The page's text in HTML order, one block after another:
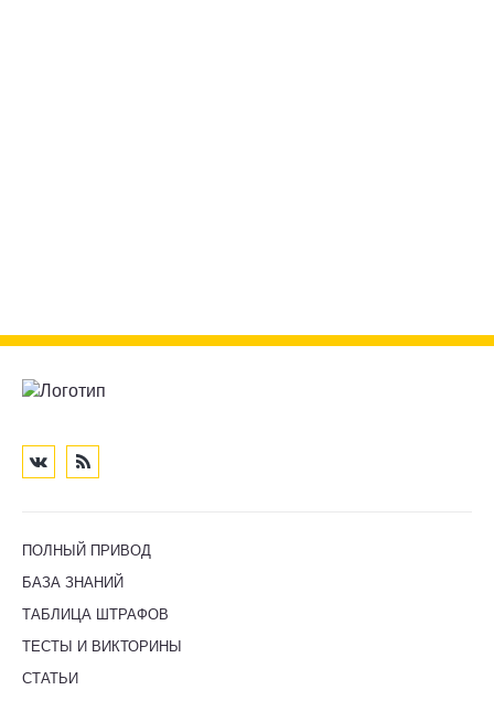
ПОЛНЫЙ ПРИВОД
БАЗА ЗНАНИЙ
ТАБЛИЦА ШТРАФОВ
ТЕСТЫ И ВИКТОРИНЫ
СТАТЬИ